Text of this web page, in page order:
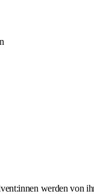
werden von